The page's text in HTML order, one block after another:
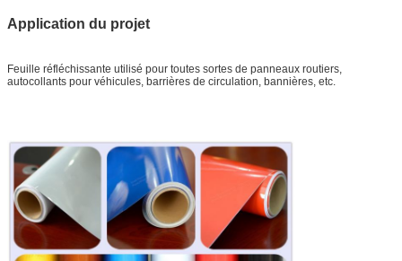
Application du projet
Feuille réfléchissante utilisé pour toutes sortes de panneaux routiers,
autocollants pour véhicules, barrières de circulation, bannières, etc.